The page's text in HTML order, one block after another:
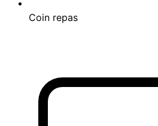
Coin repas